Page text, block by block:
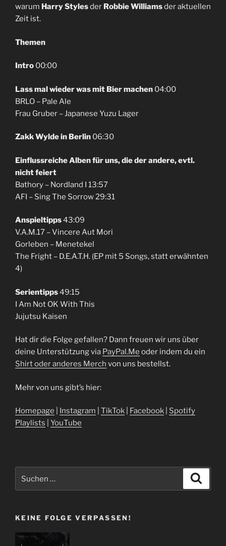
warum Harry Stylesder Robbie Williamsder aktuellen
Zeit ist.
Themen
Intro 00:00
Lass mal wieder was mit Bier machen 04:00
BRLO – Pale Ale
Frau Gruber – Japanese Yuzu Lager
Zakk Wylde in Berlin 06:30
Einflussreiche Alben für uns, die der andere, evtl.
nicht feiert
Bathory – Nordland I 13:57
AFI – Sing The Sorrow 29:31
Anspieltipps43:09
V.A.M.17 – Vincere Aut Mori
Gorleben – Menetekel
The Fright – D.E.A.T.H. (EP mit 5 Songs, statt erwähnten
4)
Serientipps49:15
I Am Not OK With This
Jujutsu Kaisen
Hat dir die Folge gefallen? Dann freuen wir uns über
deine Unterstützung via ⁠⁠⁠⁠⁠⁠⁠⁠⁠⁠⁠⁠⁠⁠⁠⁠⁠⁠⁠⁠⁠⁠⁠PayPal.Me⁠⁠⁠⁠⁠⁠⁠⁠⁠⁠⁠⁠⁠⁠⁠⁠⁠⁠⁠⁠⁠⁠⁠ oder indem du ein
⁠Shirt oder anderes Merch⁠ von uns bestellst.
Mehr von uns gibt’s hier:
⁠⁠⁠⁠⁠⁠⁠⁠⁠⁠⁠⁠⁠⁠⁠⁠⁠⁠⁠⁠⁠Homepage⁠⁠⁠⁠⁠⁠⁠⁠⁠⁠⁠⁠⁠⁠⁠⁠⁠⁠⁠⁠⁠⁠⁠ ⁠⁠⁠⁠⁠⁠⁠⁠⁠⁠⁠⁠⁠⁠⁠⁠⁠⁠⁠⁠⁠⁠⁠Instagram⁠⁠⁠⁠⁠⁠⁠⁠⁠⁠⁠⁠⁠⁠⁠⁠⁠⁠⁠⁠⁠⁠⁠ ⁠⁠⁠⁠⁠⁠⁠⁠⁠⁠⁠⁠⁠⁠⁠⁠⁠⁠⁠⁠⁠⁠⁠TikTok⁠⁠⁠⁠⁠⁠⁠⁠⁠⁠⁠⁠⁠⁠⁠⁠⁠⁠⁠⁠⁠⁠⁠ ⁠⁠⁠⁠⁠⁠⁠⁠⁠⁠⁠⁠⁠⁠⁠⁠⁠⁠⁠⁠⁠⁠⁠Facebook⁠⁠⁠⁠⁠⁠⁠⁠⁠⁠⁠⁠⁠⁠⁠⁠⁠⁠⁠⁠⁠⁠⁠
⁠⁠⁠⁠⁠⁠⁠⁠⁠⁠⁠⁠⁠⁠⁠⁠⁠⁠⁠⁠⁠⁠⁠Spotify
Playlists⁠⁠⁠⁠⁠⁠⁠⁠⁠⁠⁠⁠⁠⁠⁠⁠⁠⁠⁠⁠⁠⁠⁠
⁠⁠⁠⁠⁠⁠⁠⁠⁠⁠⁠⁠⁠⁠⁠⁠⁠⁠⁠⁠⁠⁠⁠YouTube
nach:
KEINE FOLGE VERPASSEN!